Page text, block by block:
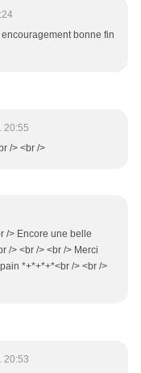
bonne fin
20:55
/> <br />
/> Encore une belle
/> <br /> <br /> Merci
*+*+*+*<br /> <br />
20:53